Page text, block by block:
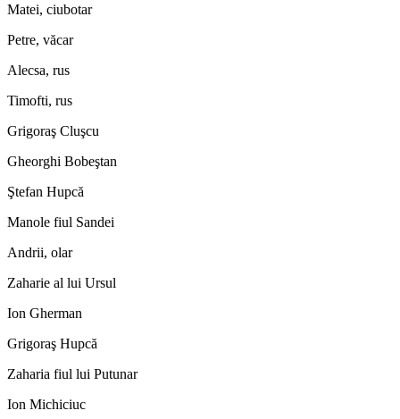
Matei, ciubotar
Petre, văcar
Alecsa, rus
Timofti, rus
Grigoraş Cluşcu
Gheorghi Bobeştan
Ştefan Hupcă
Manole fiul Sandei
Andrii, olar
Zaharie al lui Ursul
Ion Gherman
Grigoraş Hupcă
Zaharia fiul lui Putunar
Ion Michiciuc